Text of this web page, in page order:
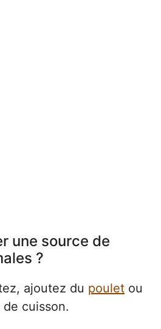
une source de
?
ajoutez du poulet ou
cuisson.